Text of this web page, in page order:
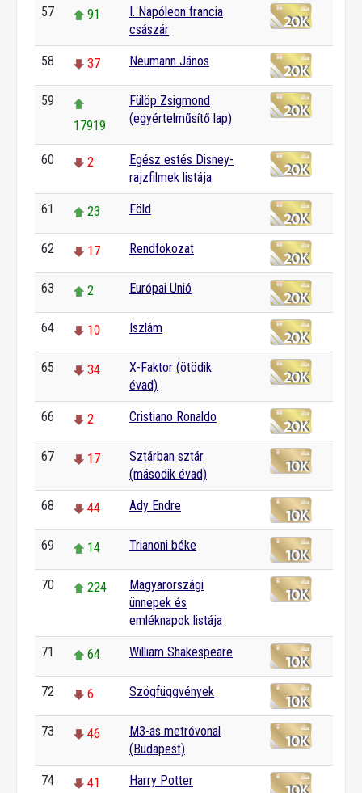
57 91
I. Napóleon francia
császár
58 37 Neumann János
59
17919
Fülöp Zsigmond
(egyértelműsítő lap)
60 2
Egész estés Disney-
rajzfilmek listája
61 23 Föld
62 17 Rendfokozat
63 2 Európai Unió
64 10 Iszlám
65 34
X-Faktor (ötödik
évad)
66 2 Cristiano Ronaldo
67 17
Sztárban sztár
(második évad)
68 44 Ady Endre
69 14 Trianoni béke
70 224
Magyarországi
ünnepek és
emléknapok listája
71 64 William Shakespeare
72 6 Szögfüggvények
73 46
M3-as metróvonal
(Budapest)
74 41 Harry Potter